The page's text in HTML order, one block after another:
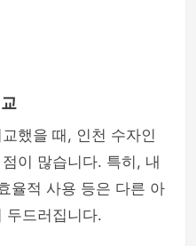
했을 때, 인천 수자인
이 많습니다. 특히, 내
율적 사용 등은 다른 아
두드러집니다.